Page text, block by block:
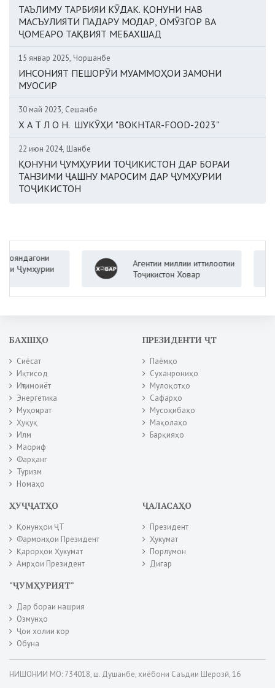
ТАЪЛИМУ ТАРБИЯИ КӮДАК. ҚОНУНИ НАВ
МАСЪУЛИЯТИ ПАДАРУ МОДАР, ОМӮЗГОР ВА
ҶОМЕАРО ТАҚВИЯТ МЕБАХШАД
15 январ 2025, Чоршанбе
ИНСОНИЯТ ПЕШОРӮИ МУАММОҲОИ ЗАМОНИ
МУОСИР
30 май 2023, Сешанбе
Х А Т Л О Н. ШУКӮҲИ "BOKHTAR-FOOD-2023"
22 июн 2024, Шанбе
ҚОНУНИ ҶУМҲУРИИ ТОҶИКИСТОН ДАР БОРАИ
ТАНЗИМИ ҶАШНУ МАРОСИМ ДАР ҶУМҲУРИИ
ТОҶИКИСТОН
Агентии миллии иттилоотии
Тоҷикистон Ховар
БАХШҲО
Сиёсат
Иқтисод
Иҷтимоиёт
Энергетика
Муҳоҷират
Ҳуқуқ
Илм
Маориф
Фарҳанг
Туризм
Номаҳо
ПРЕЗИДЕНТИ ҶТ
Паёмҳо
Суханрониҳо
Мулоқотҳо
Сафарҳо
Мусоҳибаҳо
Мақолаҳо
Барқияҳо
ҲУҶҶАТҲО
Қонунҳои ҶТ
Фармонҳои Президент
Қарорҳои Ҳукумат
Амрҳои Президент
ҶАЛАСАҲО
Президент
Ҳукумат
Порлумон
Дигар
"ҶУМҲУРИЯТ"
Дар бораи нашрия
Озмунҳо
Ҷои холии кор
Обуна
НИШОНИИ МО: 734018, ш. Душанбе, хиёбони Саъдии Шерозӣ, 16